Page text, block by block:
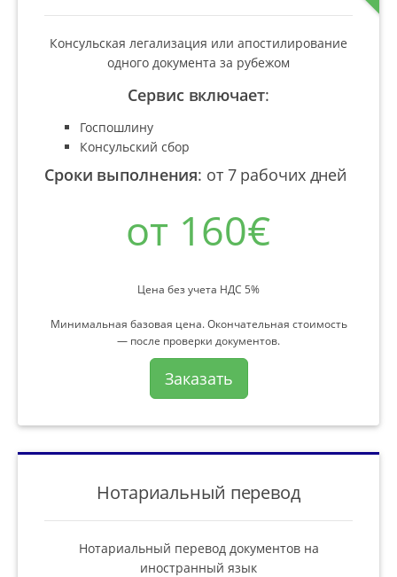
Консульская легализация или апостилирование
одного документа за рубежом
Сервис включает:
Госпошлину
Консульский сбор
Сроки выполнения: от 7 рабочих дней
от 160€
Цена без учета НДС 5%
Минимальная базовая цена. Окончательная стоимость
— после проверки документов.
Заказать
Нотариальный перевод
Нотариальный перевод документов на
иностранный язык